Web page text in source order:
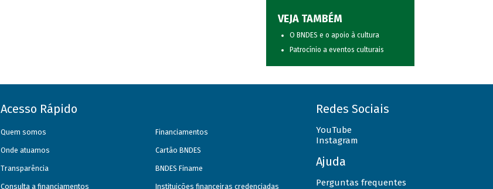
VEJA TAMBÉM
O BNDES e o apoio à cultura
Patrocínio a eventos culturais
Acesso Rápido
Quem somos
Onde atuamos
Transparência
Consulta a financiamentos
Financiamentos
Cartão BNDES
BNDES Finame
Instituições financeiras credenciadas
Redes Sociais
YouTube
Instagram
Ajuda
Perguntas frequentes